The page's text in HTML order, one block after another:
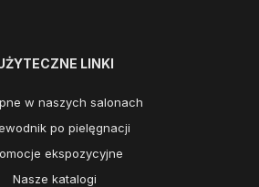
LINKI
w naszych salonach
po pielęgnacji
ekspozycyjne
Nasze katalogi